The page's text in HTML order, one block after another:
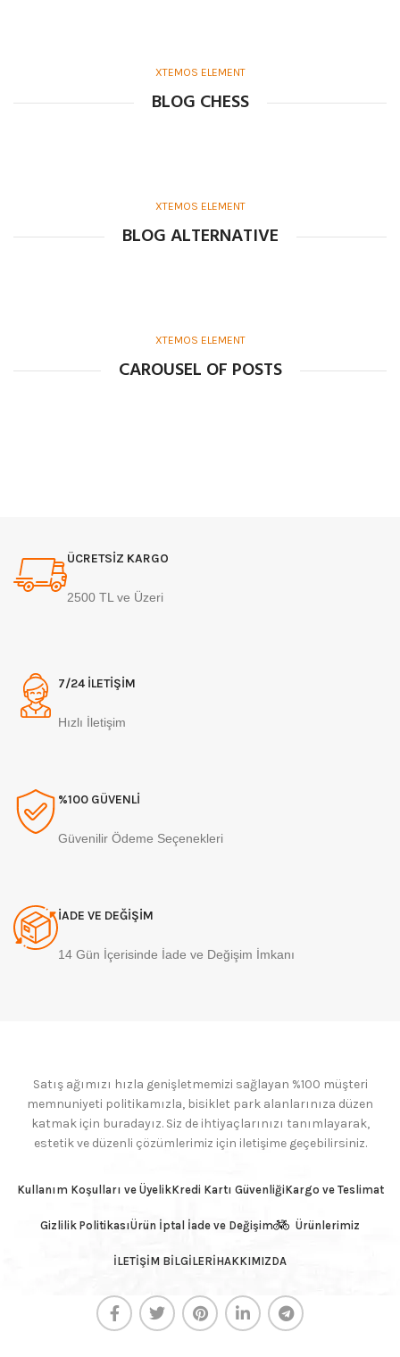
XTEMOS ELEMENT
BLOG CHESS
XTEMOS ELEMENT
BLOG ALTERNATIVE
XTEMOS ELEMENT
CAROUSEL OF POSTS
ÜCRETSİZ KARGO
2500 TL ve Üzeri
7/24 İLETİŞİM
Hızlı İletişim
%100 GÜVENLİ
Güvenilir Ödeme Seçenekleri
İADE VE DEĞİŞİM
14 Gün İçerisinde İade ve Değişim İmkanı
Satış ağımızı hızla genişletmemizi sağlayan %100 müşteri
memnuniyeti politikamızla, bisiklet park alanlarınıza düzen
katmak için buradayız. Siz de ihtiyaçlarınızı tanımlayarak,
estetik ve düzenli çözümlerimiz için iletişime geçebilirsiniz.
Kullanım Koşulları ve ÜyelikKredi Kartı GüvenliğiKargo ve Teslimat
Gizlilik PolitikasıÜrün İptal İade ve Değişim Ürünlerimiz
İLETİŞİM BİLGİLERİHAKKIMIZDA